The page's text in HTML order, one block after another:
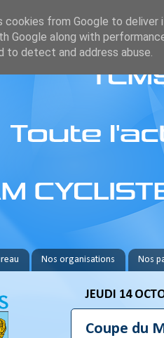
Nos organisations Nos
JEUDI 14
Coupe du
cookies from Google to deliver
Google along with
to detect and address abuse.